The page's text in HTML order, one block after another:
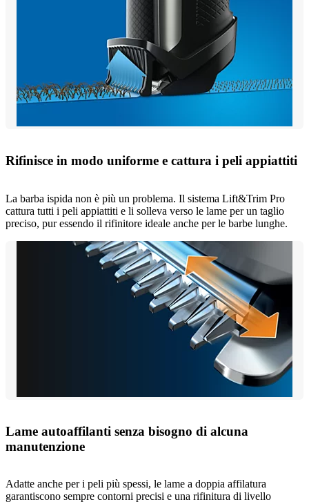
Rifinisce in modo uniforme e cattura i peli appiattiti
La barba ispida non è più un problema. Il sistema Lift&Trim Pro
cattura tutti i peli appiattiti e li solleva verso le lame per un taglio
preciso, pur essendo il rifinitore ideale anche per le barbe lunghe.
Lame autoaffilanti senza bisogno di alcuna
manutenzione
Adatte anche per i peli più spessi, le lame a doppia affilatura
garantiscono sempre contorni precisi e una rifinitura di livello